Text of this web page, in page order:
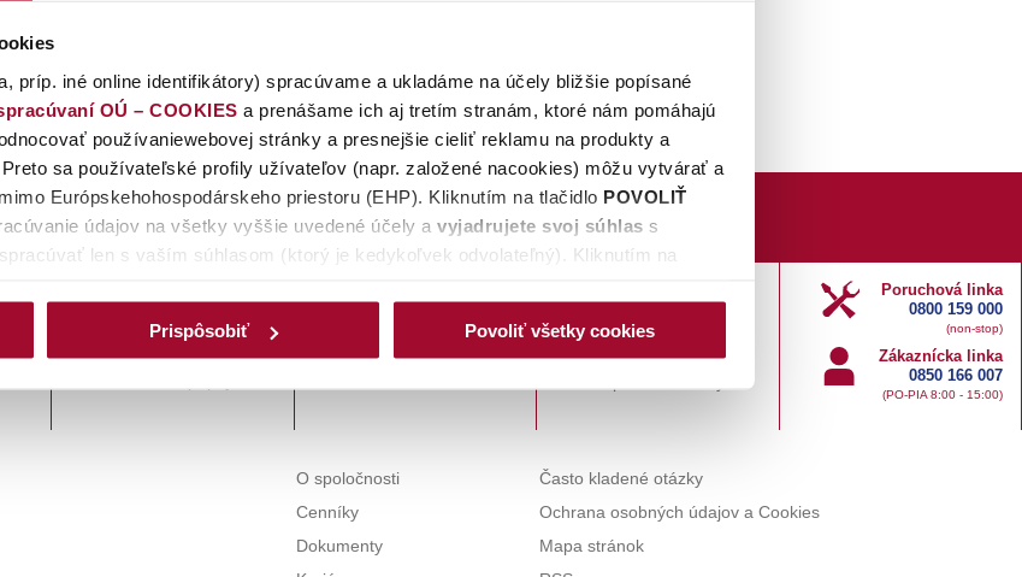
príp. iné online identifikátory) spracúvame a ukladáme na účely bližšie popísané
OÚ – COOKIES a prenášame ich aj tretím stranám, ktoré nám pomáhajú
používaniewebovej stránky a presnejšie cieliť reklamu na produkty a
sa používateľské profily užívateľov (napr. založené nacookies) môžu vytvárať a
Európskehohospodárskeho priestoru (EHP). Kliknutím na tlačidlo POVOLIŤ
údajov na všetky vyššie uvedené účely a vyjadrujete svoj súhlas s
len s vaším súhlasom (ktorý je kedykoľvek odvolateľný). Kliknutím na
cookies samostatne. Svoj výber môžete kedykoľvek zmeniť prostredníctvom
stav,detaily týkajúce sa súhlasu (dátum udelenia a identifikačné číslo
Zrušiť súhlas a Zmeniť súhlas, prostredníctvomktorých môžete zmeniť svoje
Prispôsobiť Povoliť všetky cookies
poplatky nad 1 kV pre rok 2018
poplatky nad 1 kV pre rok 2018
PDF 295,02 kB
Poruchová linka
0800 159 000
(non-stop)
Zákaznícka linka
0850 166 007
(PO-PIA 8:00 - 15:00)
O spoločnosti
Cenníky
Dokumenty
Často kladené otázky
Ochrana osobných údajov a Cookies
Mapa stránok